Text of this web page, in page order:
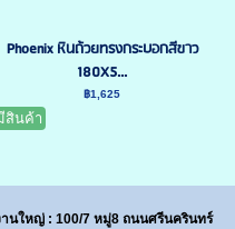
Phoenix หินถ้วยทรงกระบอกสีขาว
180X5...
฿1,625
สินค้า
านใหญ่ : 100/7 หมู่8 ถนนศรีนครินทร์